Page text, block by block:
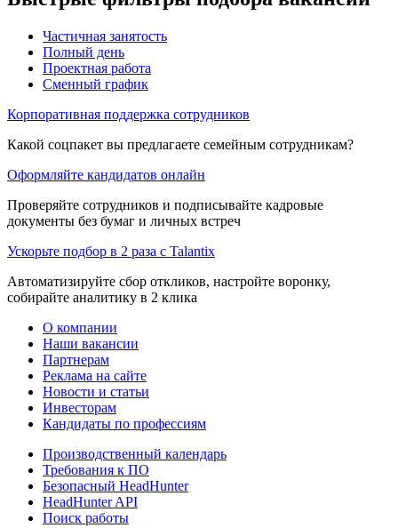
Частичная занятость
Полный день
Проектная работа
Сменный график
Корпоративная поддержка сотрудников
Какой соцпакет вы предлагаете семейным сотрудникам?
Оформляйте кандидатов онлайн
Проверяйте сотрудников и подписывайте кадровые
документы без бумаг и личных встреч
Ускорьте подбор в 2 раза с Talantix
Автоматизируйте сбор откликов, настройте воронку,
собирайте аналитику в 2 клика
О компании
Наши вакансии
Партнерам
Реклама на сайте
Новости и статьи
Инвесторам
Кандидаты по профессиям
Производственный календарь
Требования к ПО
Безопасный HeadHunter
HeadHunter API
Поиск работы